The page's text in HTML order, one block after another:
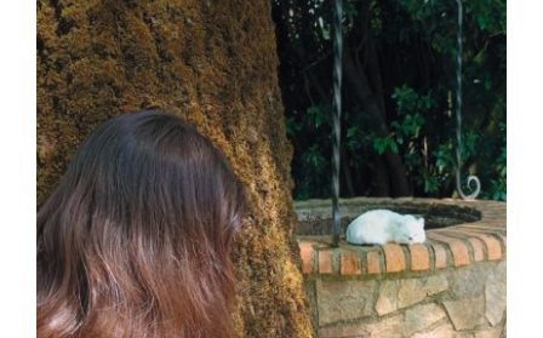
AJOUTER AU PANIER
/
DÉTAILS